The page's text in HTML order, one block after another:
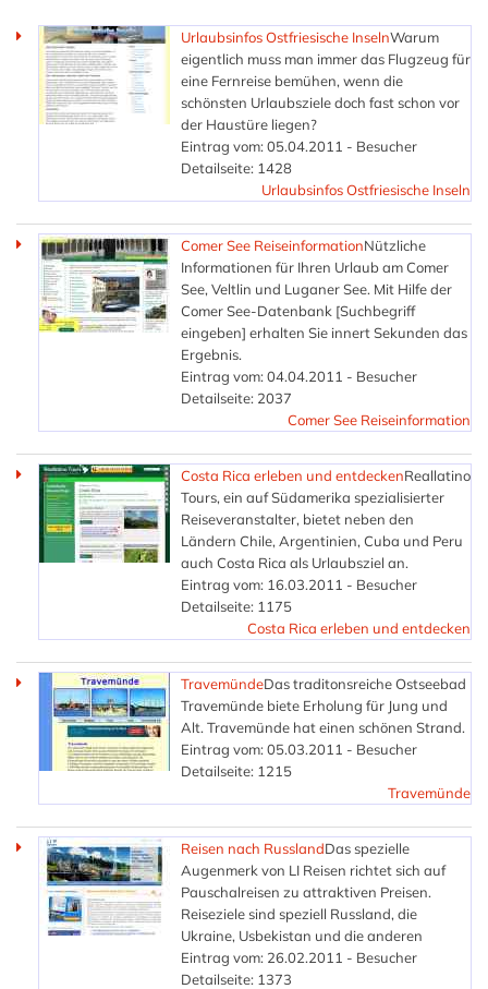
Urlaubsinfos Ostfriesische InselnWarum
eigentlich muss man immer das Flugzeug für
eine Fernreise bemühen, wenn die
schönsten Urlaubsziele doch fast schon vor
der Haustüre liegen?
Eintrag vom: 05.04.2011 - Besucher
Detailseite: 1428
Urlaubsinfos Ostfriesische Inseln
Comer See ReiseinformationNützliche
Informationen für Ihren Urlaub am Comer
See, Veltlin und Luganer See. Mit Hilfe der
Comer See-Datenbank [Suchbegriff
eingeben] erhalten Sie innert Sekunden das
Ergebnis.
Eintrag vom: 04.04.2011 - Besucher
Detailseite: 2037
Comer See Reiseinformation
Costa Rica erleben und entdeckenReallatino
Tours, ein auf Südamerika spezialisierter
Reiseveranstalter, bietet neben den
Ländern Chile, Argentinien, Cuba und Peru
auch Costa Rica als Urlaubsziel an.
Eintrag vom: 16.03.2011 - Besucher
Detailseite: 1175
Costa Rica erleben und entdecken
TravemündeDas traditonsreiche Ostseebad
Travemünde biete Erholung für Jung und
Alt. Travemünde hat einen schönen Strand.
Eintrag vom: 05.03.2011 - Besucher
Detailseite: 1215
Travemünde
Reisen nach RusslandDas spezielle
Augenmerk von LI Reisen richtet sich auf
Pauschalreisen zu attraktiven Preisen.
Reiseziele sind speziell Russland, die
Ukraine, Usbekistan und die anderen
Eintrag vom: 26.02.2011 - Besucher
Detailseite: 1373